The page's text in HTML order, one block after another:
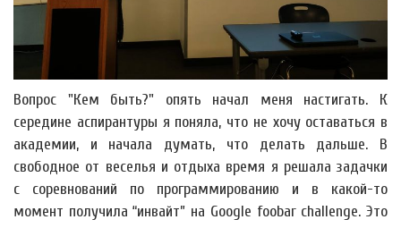
Вопрос "Кем быть?" опять начал меня настигать. К
середине аспирантуры я поняла, что не хочу оставаться в
академии, и начала думать, что делать дальше. В
свободное от веселья и отдыха время я решала задачки
с соревнований по программированию и в какой-то
момент получила “инвайт” на Google foobar challenge. Это